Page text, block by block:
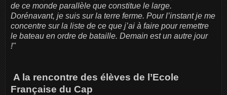
de ce monde parallèle que constitue le large.
Dorénavant, je suis sur la terre ferme. Pour l’instant je me
concentre sur la liste de ce que j’ai à faire pour remettre
le bateau en ordre de bataille. Demain est un autre jour
!"
A la rencontre des élèves de l’Ecole
Française du Cap